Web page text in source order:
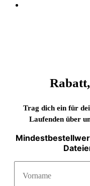
Trag dich ein für
Laufenden über